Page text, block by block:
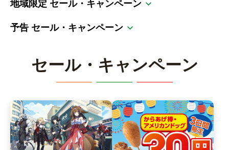
ファクス
スポーツ振興くじ
行政サービス
レジでApple Accountにチャージ
オンラインフォトサービス
沿革
セブン‐イレブンの海外事業
データで見るセブン‐イレブン
GREEN CHALLENGE 2050
サステナビリティニュース
サステナビリティレポート
報告書ライブラリー
店舗検索
ネットショッピング
English (Services)
简体中文(服务)
한국어(서비스)
ภาษาไทย(บริการ)
地域限定 セール・キャンペーン
予告 セール・キャンペーン
セール・ キャンペーン